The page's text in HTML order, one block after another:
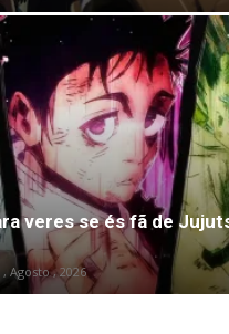
veres se és fã de
, Agosto , 2026